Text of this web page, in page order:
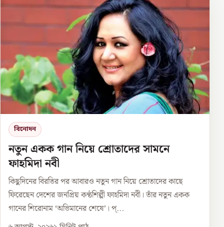
বিনোদন
নতুন একক গান নিয়ে শ্রোতাদের সামনে
ফাহমিদা নবী
কিছুদিনের বিরতির পর আবারও নতুন গান নিয়ে শ্রোতাদের কাছে
ফিরেছেন দেশের জনপ্রিয় কণ্ঠশিল্পী ফাহমিদা নবী। তাঁর নতুন একক
গানের শিরোনাম ‘অভিমানের শেষে’। প্...